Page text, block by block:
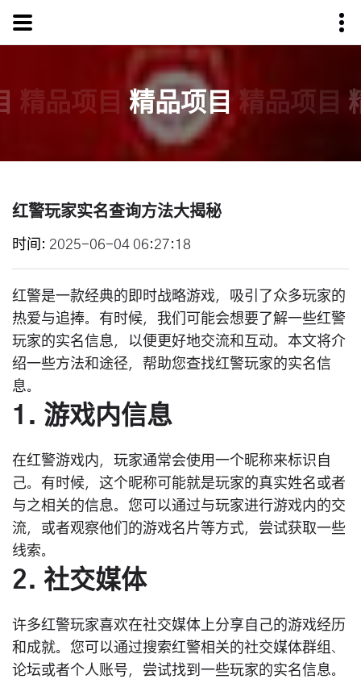
精品项目 精品项目 精品项目
红警玩家实名查询方法大揭秘
时间 2025-06-04 06:27:18
红警是一款经典的即时战略游戏，吸引了众多玩家的
热爱与追捧。有时候，我们可能会想要了解一些红警
玩家的实名信息，以便更好地交流和互动。本文将介
绍一些方法和途径，帮助您查找红警玩家的实名信
息。
1. 游戏内信息
在红警游戏内，玩家通常会使用一个昵称来标识自
己。有时候，这个昵称可能就是玩家的真实姓名或者
与之相关的信息。您可以通过与玩家进行游戏内的交
流，或者观察他们的游戏名片等方式，尝试获取一些
线索。
2. 社交媒体
许多红警玩家喜欢在社交媒体上分享自己的游戏经历
和成就。您可以通过搜索红警相关的社交媒体群组、
论坛或者个人账号，尝试找到一些玩家的实名信息。